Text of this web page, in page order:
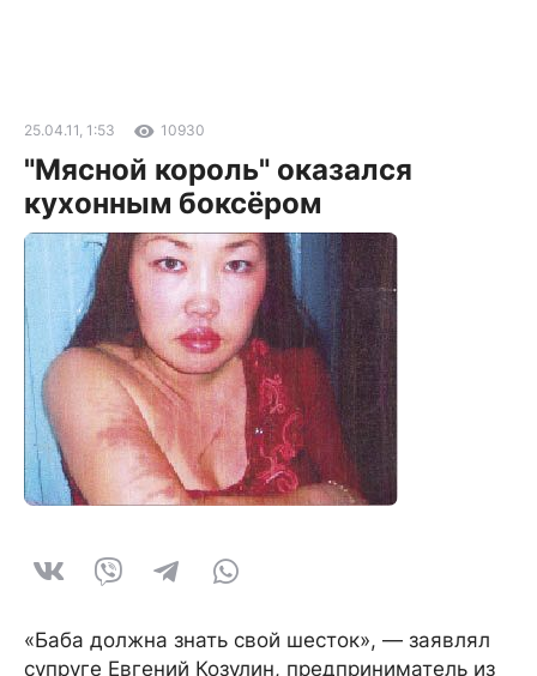
25.04.11, 1:53 10930
"Мясной король" оказался
кухонным боксёром
«Баба должна знать свой шесток», — заявлял
супруге Евгений Козулин, предприниматель из